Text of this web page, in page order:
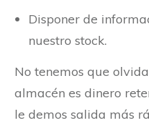
Disponer de
nuestro stock.
No tenemos que
almacén es dinero
le demos salida más